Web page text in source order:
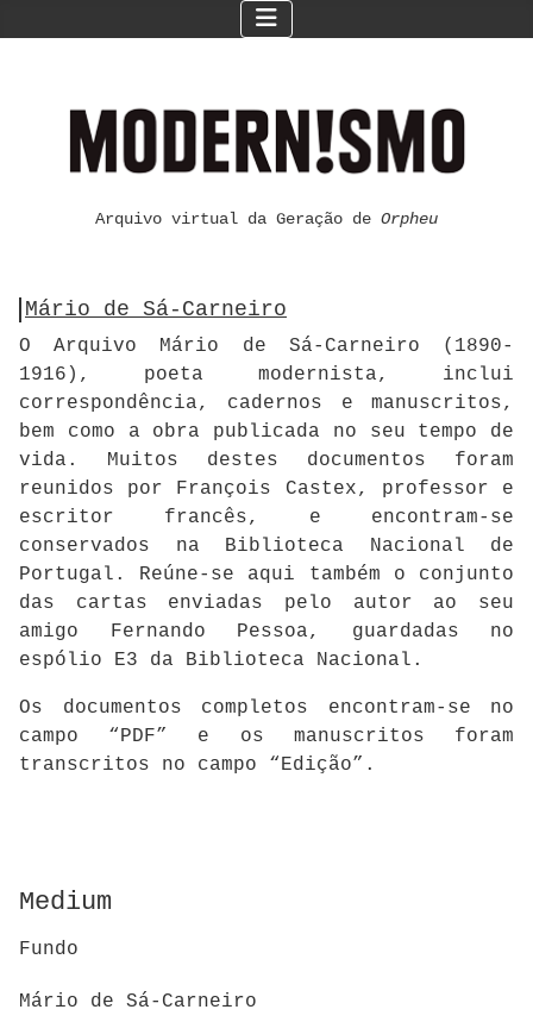
Arquivo virtual da Geração de Orpheu
Mário de Sá-Carneiro
O Arquivo Mário de Sá-Carneiro (1890-
1916), poeta modernista, inclui
correspondência, cadernos e manuscritos,
bem como a obra publicada no seu tempo de
vida. Muitos destes documentos foram
reunidos por François Castex, professor e
escritor francês, e encontram-se
conservados na Biblioteca Nacional de
Portugal. Reúne-se aqui também o conjunto
das cartas enviadas pelo autor ao seu
amigo Fernando Pessoa, guardadas no
espólio E3 da Biblioteca Nacional.
Os documentos completos encontram-se no
campo “PDF” e os manuscritos foram
transcritos no campo “Edição”.
Medium
Fundo
Mário de Sá-Carneiro